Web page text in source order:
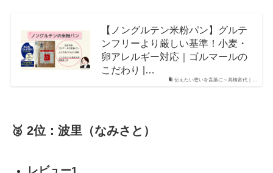
伝えたい想いを言葉に～高橋富代｜…
【ノングルテン米粉パン】グルテ
ンフリーより厳しい基準！小麦・
卵アレルギー対応｜ゴルマールの
こだわり |…
🥈 2位：波里（なみさと）
レビュー1